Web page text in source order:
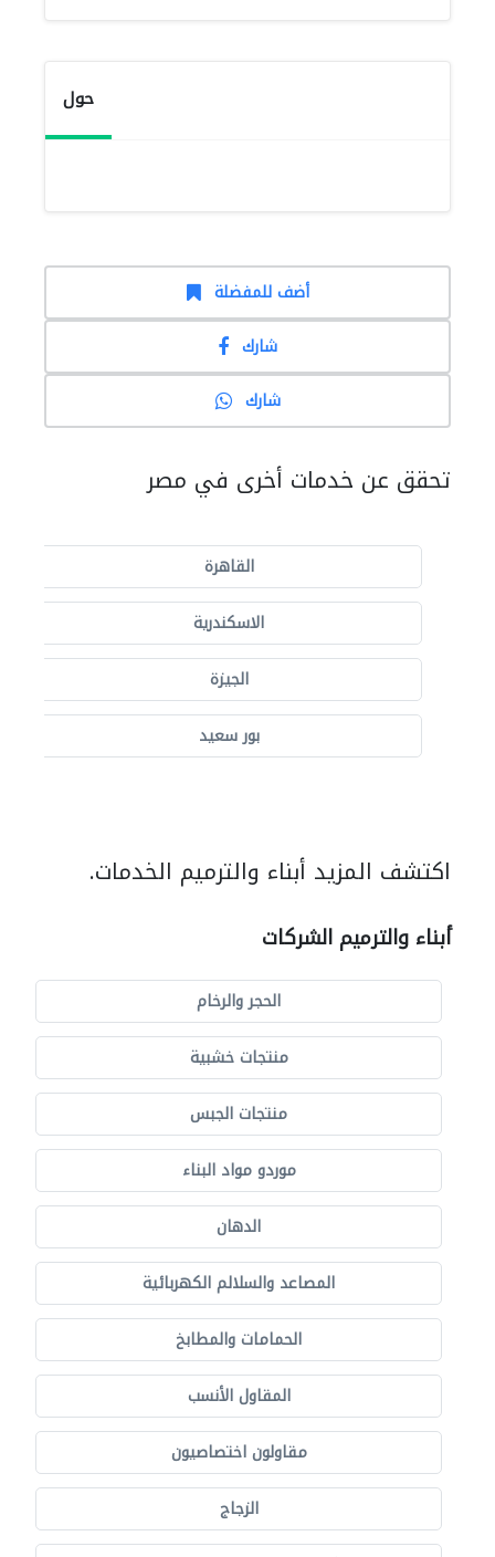
حول
أضف للمفضلة
شارك
شارك
تحقق عن خدمات أخرى في مصر
القاهرة
الاسكندرية
الجيزة
بور سعيد
اكتشف المزيد أبناء والترميم الخدمات.
أبناء والترميم الشركات
الحجر والرخام
منتجات خشبية
منتجات الجبس
موردو مواد البناء
الدهان
المصاعد والسلالم الكهربائية
الحمامات والمطابخ
المقاول الأنسب
مقاولون اختصاصيون
الزجاج